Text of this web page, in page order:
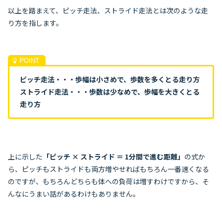
以上を踏まえて、ピッチ走法、ストライド走法とは次のような走
り方を指します。
ピッチ走法・・・歩幅は小さめで、歩数を多くとる走り方
ストライド走法・・・歩数は少なめで、歩幅を大きくとる
走り方
上に示した 「ピッチ × ストライド ＝ 1分間で進む距離」 の式か
ら、ピッチもストライドも両方増やせればもちろん一番速くなる
のですが、もちろんどちらも体への負荷は増すわけですから、そ
んなにうまい話があるわけもありません。